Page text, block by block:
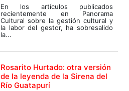
En los artículos publicados
recientemente en Panorama
Cultural sobre la gestión cultural y
la labor del gestor, ha sobresalido
la...
Rosarito Hurtado: otra versión
de la leyenda de la Sirena del
Río Guatapurí